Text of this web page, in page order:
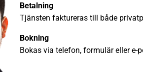
Betalning
Tjänsten faktureras till både
Bokning
Bokas via telefon, formulär eller e-